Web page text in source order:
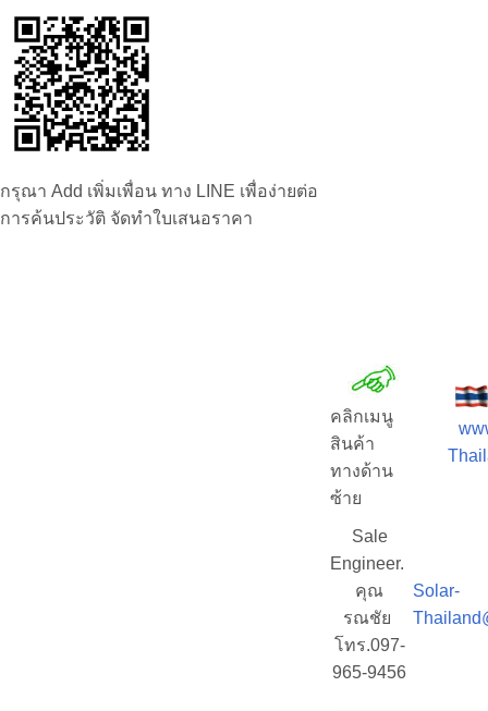
กรุณา Add เพิ่มเพื่อน ทาง LINE เพื่อง่ายต่อ
การค้นประวัติ จัดทำใบเสนอราคา
คลิกเมนู
สินค้า
ทางด้าน
ซ้าย
Sale
Engineer.
คุณ
รณชัย
โทร.097-
965-9456
Solar-